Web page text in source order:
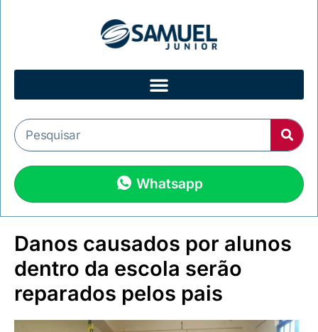
Whatsapp
Danos causados por alunos
dentro da escola serão
reparados pelos pais